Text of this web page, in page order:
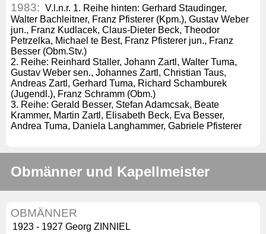
1983: V.l.n.r. 1. Reihe hinten: Gerhard Staudinger,
Walter Bachleitner, Franz Pfisterer (Kpm.), Gustav Weber
jun., Franz Kudlacek, Claus-Dieter Beck, Theodor
Petrzelka, Michael te Best, Franz Pfisterer jun., Franz
Besser (Obm.Stv.)
2. Reihe: Reinhard Staller, Johann Zartl, Walter Tuma,
Gustav Weber sen., Johannes Zartl, Christian Taus,
Andreas Zartl, Gerhard Tuma, Richard Schamburek
(Jugendl.), Franz Schramm (Obm.)
3. Reihe: Gerald Besser, Stefan Adamcsak, Beate
Krammer, Martin Zartl, Elisabeth Beck, Eva Besser,
Andrea Tuma, Daniela Langhammer, Gabriele Pfisterer
Obmänner und Kapellmeister
OBMÄNNER
1923 - 1927 Georg ZINNIEL